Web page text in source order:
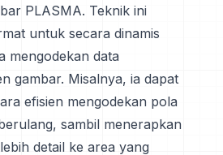
PLASMA. Teknik ini
untuk secara dinamis
mengodekan data
gambar. Misalnya, ia dapat
efisien mengodekan pola
sambil menerapkan
detail ke area yang